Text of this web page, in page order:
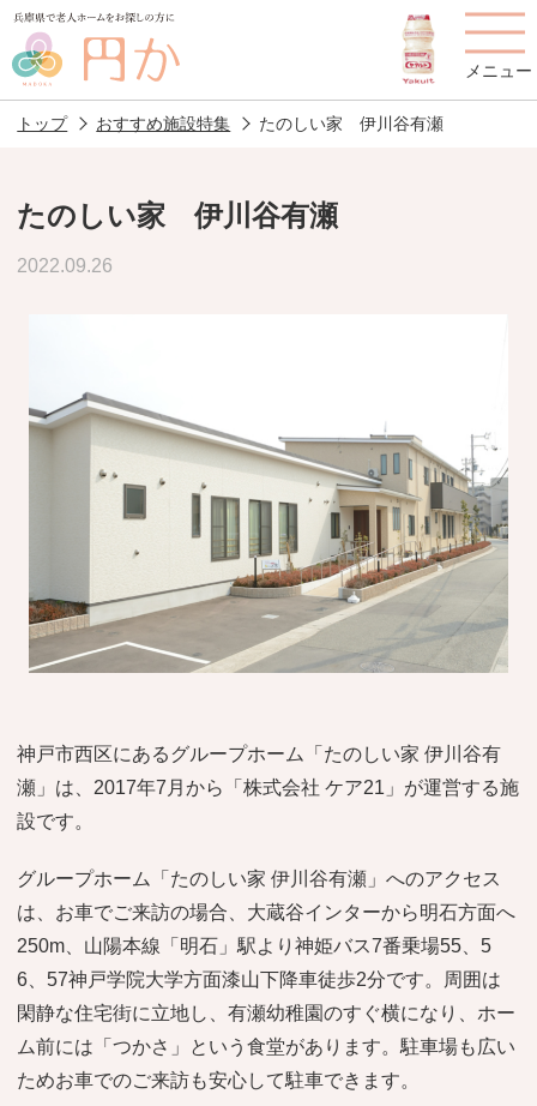
メニュー
探す
老人ホームの種類
アクセス
お役立ち情報
おすすめ施設特集 施設関係者の方へ
トップ おすすめ施設特集 たのしい家 伊川谷有瀬
たのしい家 伊川谷有瀬
2022.09.26
神戸市西区にあるグループホーム「たのしい家 伊川谷有
瀬」は、2017年7月から「株式会社 ケア21」が運営する施
設です。
グループホーム「たのしい家 伊川谷有瀬」へのアクセス
は、お車でご来訪の場合、大蔵谷インターから明石方面へ
250m、山陽本線「明石」駅より神姫バス7番乗場55、5
6、57神戸学院大学方面漆山下降車徒歩2分です。周囲は
閑静な住宅街に立地し、有瀬幼稚園のすぐ横になり、ホー
ム前には「つかさ」という食堂があります。駐車場も広い
ためお車でのご来訪も安心して駐車できます。